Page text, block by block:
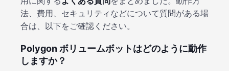
法、費用、セキュリティなどについて質問がある場
合は、以下をご確認ください。
Polygon ボリュームボットはどのように動作
しますか？